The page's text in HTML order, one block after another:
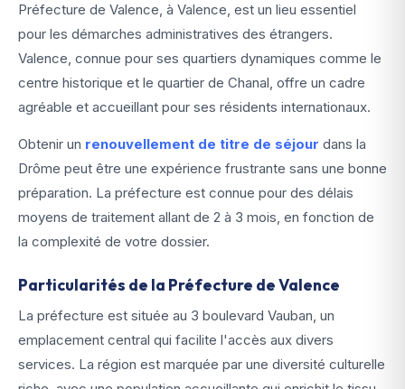
Préfecture de Valence, à Valence, est un lieu essentiel
pour les démarches administratives des étrangers.
Valence, connue pour ses quartiers dynamiques comme le
centre historique et le quartier de Chanal, offre un cadre
agréable et accueillant pour ses résidents internationaux.
Obtenir un renouvellement de titre de séjour dans la
Drôme peut être une expérience frustrante sans une bonne
préparation. La préfecture est connue pour des délais
moyens de traitement allant de 2 à 3 mois, en fonction de
la complexité de votre dossier.
Particularités de la Préfecture de Valence
La préfecture est située au 3 boulevard Vauban, un
emplacement central qui facilite l'accès aux divers
services. La région est marquée par une diversité culturelle